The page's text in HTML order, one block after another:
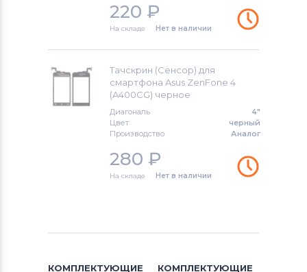
Тачскрины для смартфонов
Тачскрины для смартфоновAlcatel
Тачскрины для смартфоновAsus
Тачскрины для смартфонов
220 ₽
На складе Нет в наличии
Тачскрин (Сенсор) для
смартфона Asus ZenFone 4
(A400CG) черное
Диагональ
4"
Цвет
черный
Производство
Аналог
280 ₽
На складе Нет в наличии
КОМПЛЕКТУЮЩИЕ
КОМПЛЕКТУЮЩИЕ